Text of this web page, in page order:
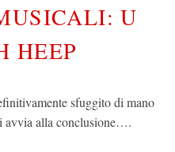
U
HEEP
sfuggito di mano
avvia alla conclusione….